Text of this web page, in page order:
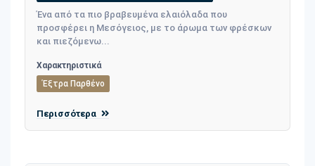
Ένα από τα πιο βραβευμένα ελαιόλαδα που
προσφέρει η Μεσόγειος, με το άρωμα των φρέσκων
και πιεζόμενω...
Χαρακτηριστικά
Έξτρα Παρθένο
Περισσότερα